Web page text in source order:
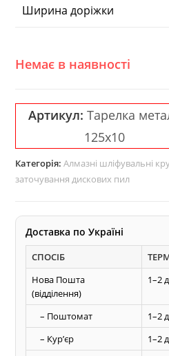
Ширина доріжки
Немає в наявності
Артикул:Тарелка
125x10
Категорія:Алмазні шліфувальні
заточування дискових пил
Доставка по Україні
СПОСІБ
Нова Пошта
(відділення)
1–2
– Поштомат 1–2
– Курʼєр
1–2